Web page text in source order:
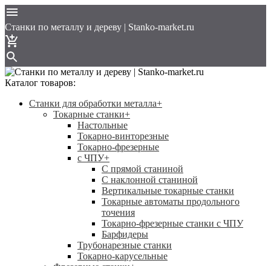
Cтанки по металлу и дереву | Stanko-market.ru
Каталог товаров:
Станки для обработки металла+
Токарные станки+
Настольные
Токарно-винторезные
Токарно-фрезерные
с ЧПУ+
С прямой станиной
C наклонной станиной
Вертикальные токарные станки
Токарные автоматы продольного
точения
Токарно-фрезерные станки с ЧПУ
Барфидеры
Трубонарезные станки
Токарно-карусельные